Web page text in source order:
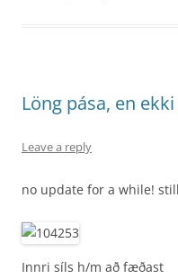
Löng pása, en
Leave a reply
no update for a while!
Innri síls h/m að fæðast